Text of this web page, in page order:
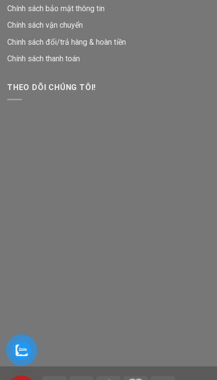
Chính sách bảo mật thông tin
Chính sách vận chuyển
Chinh sách đổi/trả hàng & hoàn tiền
Chính sách thanh toán
THEO DÕI CHÚNG TÔI!